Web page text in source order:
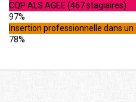
CQP ALS AGEE (467 stagiaires)
97%
Insertion professionnelle dans un
78%